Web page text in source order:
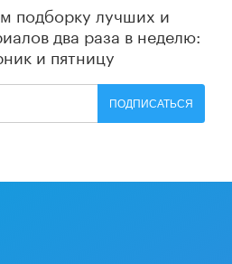
подборку лучших и
два раза в неделю:
и пятницу
ПОДПИСАТЬСЯ